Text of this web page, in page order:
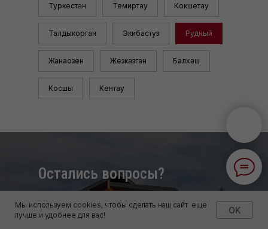
Туркестан Темиртау Кокшетау
Талдыкорган Экибастуз Рудный
Жанаозен Жезказган Балхаш
Косшы Кентау
Остались вопросы?
свяжется с вами в ближайшее время для
Мы используем cookies, чтобы сделать наш сайт еще
лучше и удобнее для вас!
OK